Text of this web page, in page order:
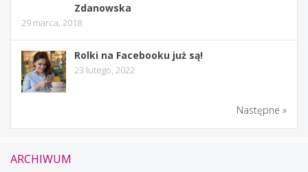
Zdanowska
29 marca, 2018
Rolki na Facebooku już są!
23 lutego, 2022
Następne »
ARCHIWUM